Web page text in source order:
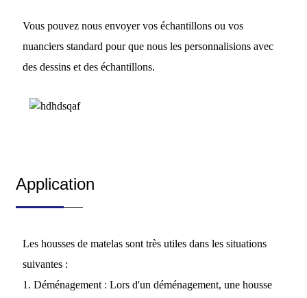
Vous pouvez nous envoyer vos échantillons ou vos
nuanciers standard pour que nous les personnalisions avec
des dessins et des échantillons.
Application
Les housses de matelas sont très utiles dans les situations
suivantes :
1. Déménagement : Lors d'un déménagement, une housse